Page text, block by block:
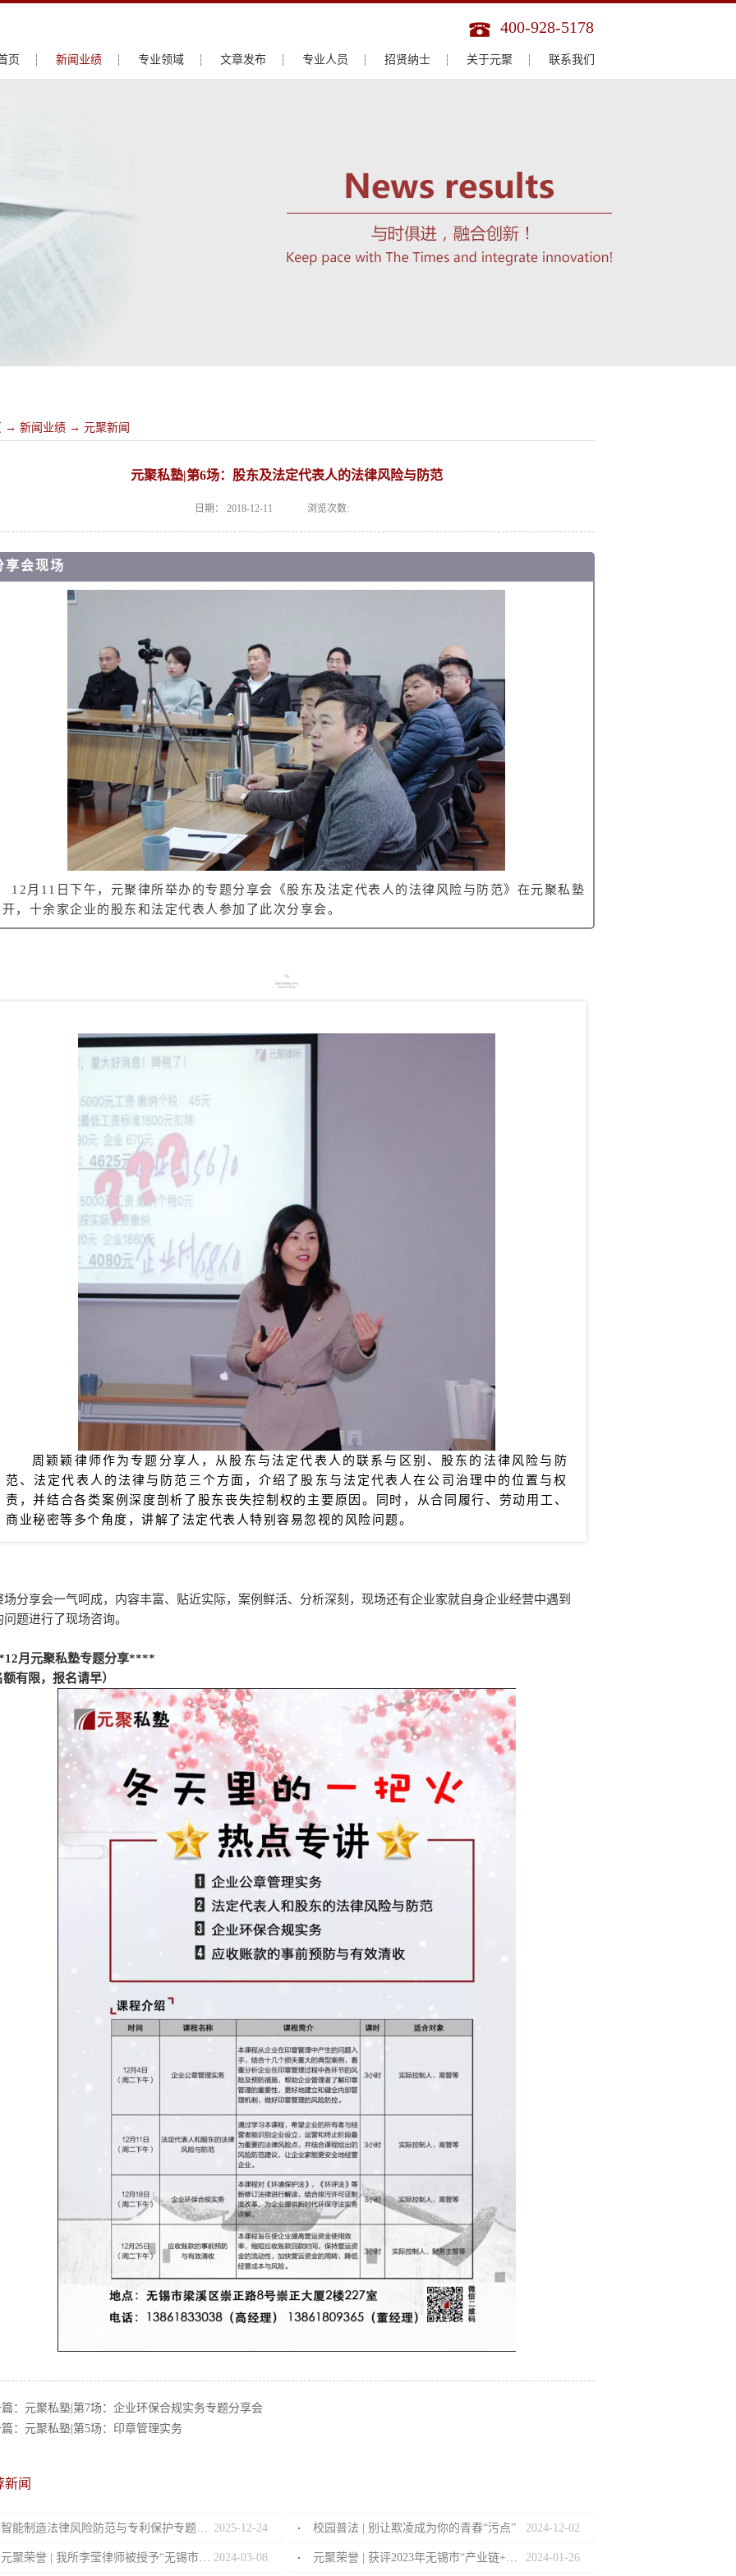
400-928-5178
页 新闻业绩 专业领域 文章发布 专业人员 招贤纳士 关于元聚 联系我们
→ 新闻业绩 → 元聚新闻
元聚私塾|第6场：股东及法定代表人的法律风险与防范
日期： 2018-12-11 浏览次数:
享会现场
12月11日下午，元聚律所举办的专题分享会《股东及法定代表人的法律风险与防范》在元聚私塾
，十余家企业的股东和法定代表人参加了此次分享会。
周颖颖律师作为专题分享人，从股东与法定代表人的联系与区别、股东的法律风险与防
范、法定代表人的法律与防范三个方面，介绍了股东与法定代表人在公司治理中的位置与权
责，并结合各类案例深度剖析了股东丧失控制权的主要原因。同时，从合同履行、劳动用工、
商业秘密等多个角度，讲解了法定代表人特别容易忽视的风险问题。
场分享会一气呵成，内容丰富、贴近实际，案例鲜活、分析深刻，现场还有企业家就自身企业经营中遇到
问题进行了现场咨询。
月元聚私塾专题分享****
有限，报名请早）
： 元聚私塾|第7场：企业环保合规实务专题分享会
： 元聚私塾|第5场：印章管理实务
新闻
2025-12-24 校园普法 | 别让欺凌成为你的青春“污点” 2024-12-02
2024-03-08 2024-01 -26